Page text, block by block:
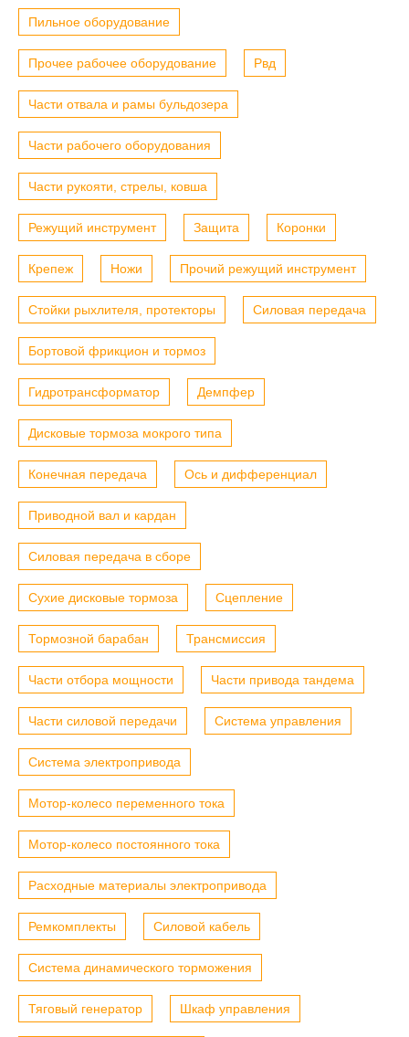
Пильное оборудование
Прочее рабочее оборудование Рвд
Части отвала и рамы бульдозера
Части рабочего оборудования
Части рукояти, стрелы, ковша
Режущий инструмент Защита Коронки
Крепеж Ножи Прочий режущий инструмент
Стойки рыхлителя, протекторы Силовая передача
Бортовой фрикцион и тормоз
Гидротрансформатор Демпфер
Дисковые тормоза мокрого типа
Конечная передача Ось и дифференциал
Приводной вал и кардан
Силовая передача в сборе
Сухие дисковые тормоза Сцепление
Тормозной барабан Трансмиссия
Части отбора мощности Части привода тандема
Части силовой передачи Система управления
Система электропривода
Мотор-колесо переменного тока
Мотор-колесо постоянного тока
Расходные материалы электропривода
Ремкомплекты Силовой кабель
Система динамического торможения
Тяговый генератор Шкаф управления